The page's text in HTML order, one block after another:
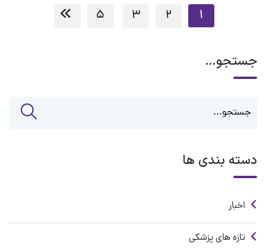
1
2
3
5
جستجو…
دسته بندی ها
اخبار
تازه های پزشکی